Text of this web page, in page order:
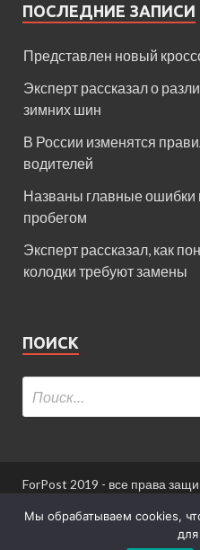
ПОСЛЕДНИЕ ЗАПИСИ
Представлен новый
Эксперт рассказал о
зимних шин
В России изменятся
водителей
Названы главные ошибки
пробегом
Эксперт рассказал, как
колодки требуют замены
ПОИСК
ForPost 2019 - все права
При использовании
Мы обрабатываем cookies,